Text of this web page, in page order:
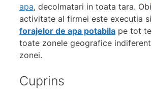
apa, decolmatari in toata tara.
activitate al firmei este executia
forajelor de apa potabila pe tot
toate zonele geografice
zonei.
Cuprins